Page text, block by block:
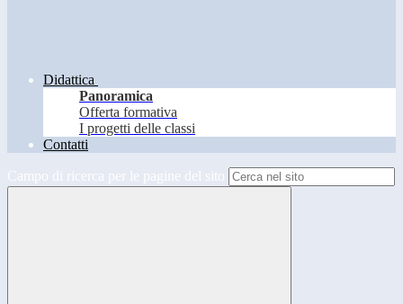
Didattica
Panoramica
Offerta formativa
I progetti delle classi
Contatti
Campo di ricerca per le pagine del sito